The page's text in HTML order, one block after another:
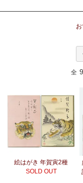
全
絵はがき 年賀寅2種
SOLD OUT